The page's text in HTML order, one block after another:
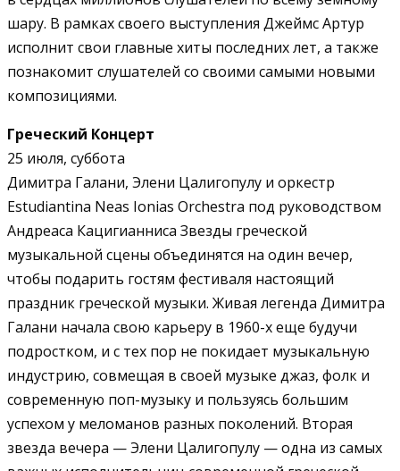
шару. В рамках своего выступления Джеймс Артур
исполнит свои главные хиты последних лет, а также
познакомит слушателей со своими самыми новыми
композициями.
Греческий Концерт
25 июля, суббота
Димитра Галани, Элени Цалигопулу и оркестр
Estudiantina Neas Ionias Orchestra под руководством
Андреаса Кацигианниса Звезды греческой
музыкальной сцены объединятся на один вечер,
чтобы подарить гостям фестиваля настоящий
праздник греческой музыки. Живая легенда Димитра
Галани начала свою карьеру в 1960-х еще будучи
подростком, и с тех пор не покидает музыкальную
индустрию, совмещая в своей музыке джаз, фолк и
современную поп-музыку и пользуясь большим
успехом у меломанов разных поколений. Вторая
звезда вечера — Элени Цалигопулу — одна из самых